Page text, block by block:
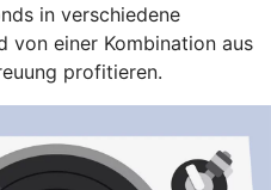
in verschiedene
von einer Kombination aus
profitieren.